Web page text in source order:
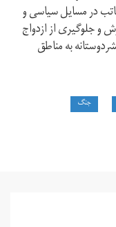
در مسایل سیاسی و
و جلوگیری از ازدواج
بشردوستانه به مناطق
جنگ